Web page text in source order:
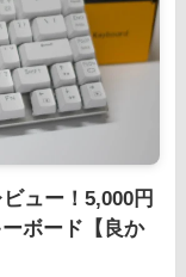
ュー！5,000円
ボード【良か